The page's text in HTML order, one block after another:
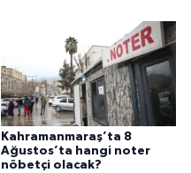
Kahramanmaraş’ta 8
Ağustos’ta hangi noter
nöbetçi olacak?